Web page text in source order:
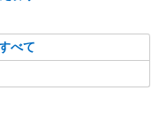
べて